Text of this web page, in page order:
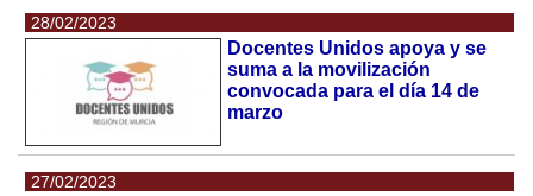
28/02/2023
Docentes Unidos apoya y se
suma a la movilización
convocada para el día 14 de
marzo
27/02/2023